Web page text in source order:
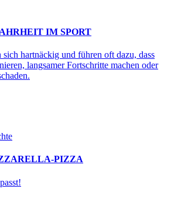
IM SPORT
sich hartnäckig und führen oft dazu, dass
langsamer Fortschritte machen oder
PIZZA